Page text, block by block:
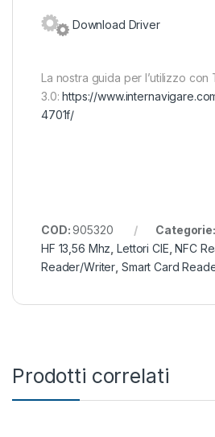
Download Driver
La nostra guida per l’utilizzo con
3.0:https://
4701f/
COD:905320 Categorie:
HF 13,56 Mhz ,Lettori CIE ,NFC
Reader/Writer Smart Card
Prodotti correlati